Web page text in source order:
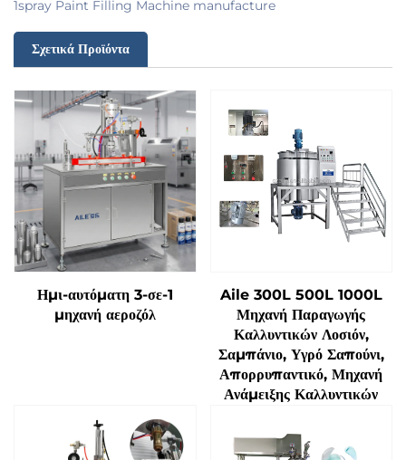
Σχετικά Προϊόντα
Ημι-αυτόματη 3-σε-1
μηχανή αεροζόλ
Aile 300L 500L 1000L
Μηχανή Παραγωγής
Καλλυντικών Λοσιόν,
Σαμπάνιο, Υγρό Σαπούνι,
Απορρυπαντικό, Μηχανή
Ανάμειξης Καλλυντικών